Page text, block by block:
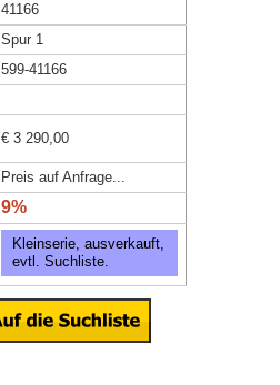
41166
Spur 1
599-41166
€ 3 290,00
Preis auf Anfrage...
9%
Kleinserie, ausverkauft,
evtl. Suchliste.